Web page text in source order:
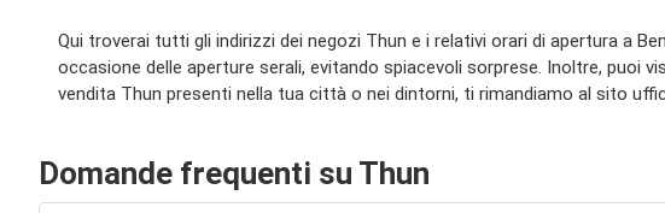
Qui troverai tutti gli indirizzi dei negozi Thun e i relativi orari di apertura a
occasione delle aperture serali, evitando spiacevoli sorprese. Inoltre, puoi
vendita Thun presenti nella tua città o nei dintorni, ti rimandiamo al sito
Domande frequenti su Thun